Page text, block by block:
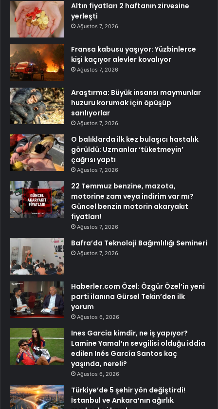
Altın fiyatları 2 haftanın zirvesine
yerleşti
Ağustos 7, 2026
Fransa kabusu yaşıyor: Yüzbinlerce
kişi kaçıyor alevler kovalıyor
Ağustos 7, 2026
Araştırma: Büyük insansı maymunlar
huzuru korumak için öpüşüp
sarılıyorlar
Ağustos 7, 2026
O balıklarda ilk kez bulaşıcı hastalık
görüldü: Uzmanlar ‘tüketmeyin’
çağrısı yaptı
Ağustos 7, 2026
22 Temmuz benzine, mazota,
motorine zam veya indirim var mı?
Güncel benzin motorin akaryakıt
fiyatları!
Ağustos 7, 2026
Bafra’da Teknoloji Bağımlılığı Semineri
Ağustos 7, 2026
Haberler.com Özel: Özgür Özel’in yeni
parti ilanına Gürsel Tekin’den ilk
yorum
Ağustos 6, 2026
Ines Garcia kimdir, ne iş yapıyor?
Lamine Yamal’ın sevgilisi olduğu iddia
edilen Inés García Santos kaç
yaşında, nereli?
Ağustos 6, 2026
Türkiye’de 5 şehir yön değiştirdi!
İstanbul ve Ankara’nın ağırlık